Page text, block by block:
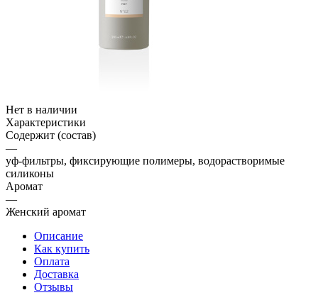
Нет в наличии
Характеристики
Содержит (состав)
—
уф-фильтры, фиксирующие полимеры, водорастворимые
силиконы
Аромат
—
Женский аромат
Описание
Как купить
Оплата
Доставка
Отзывы